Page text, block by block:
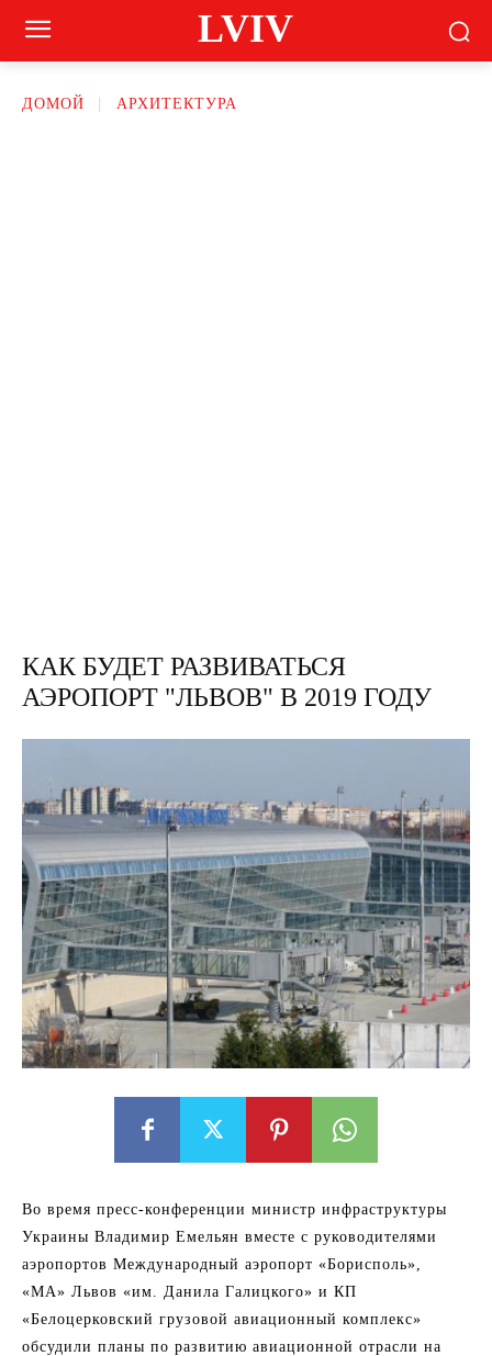
LVIV
ДОМОЙ АРХИТЕКТУРА
КАК БУДЕТ РАЗВИВАТЬСЯ
АЭРОПОРТ "ЛЬВОВ" В 2019 ГОДУ
Во время пресс-конференции министр инфраструктуры
Украины Владимир Емельян вместе с руководителями
аэропортов Международный аэропорт «Борисполь»,
«МА» Львов «им. Данила Галицкого» и КП
«Белоцерковский грузовой авиационный комплекс»
обсудили планы по развитию авиационной отрасли на